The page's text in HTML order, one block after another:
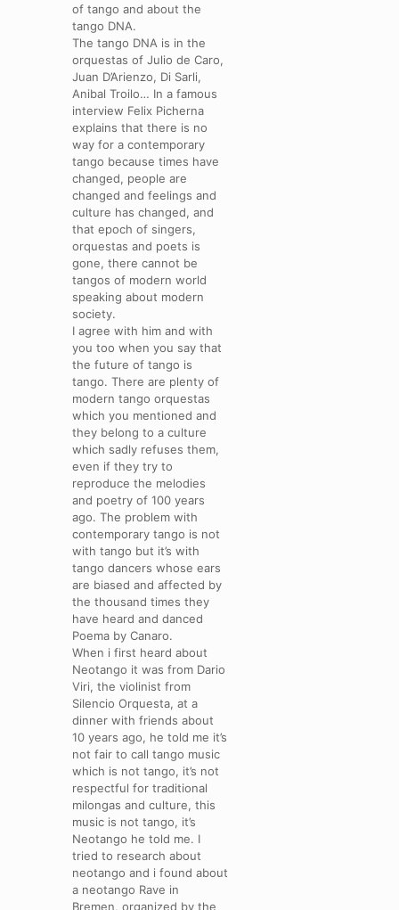
of tango and about the
tango DNA.
The tango DNA is in the
orquestas of Julio de Caro,
Juan D’Arienzo, Di Sarli,
Anibal Troilo… In a famous
interview Felix Picherna
explains that there is no
way for a contemporary
tango because times have
changed, people are
changed and feelings and
culture has changed, and
that epoch of singers,
orquestas and poets is
gone, there cannot be
tangos of modern world
speaking about modern
society.
I agree with him and with
you too when you say that
the future of tango is
tango. There are plenty of
modern tango orquestas
which you mentioned and
they belong to a culture
which sadly refuses them,
even if they try to
reproduce the melodies
and poetry of 100 years
ago. The problem with
contemporary tango is not
with tango but it’s with
tango dancers whose ears
are biased and affected by
the thousand times they
have heard and danced
Poema by Canaro.
When i first heard about
Neotango it was from Dario
Viri, the violinist from
Silencio Orquesta, at a
dinner with friends about
10 years ago, he told me it’s
not fair to call tango music
which is not tango, it’s not
respectful for traditional
milongas and culture, this
music is not tango, it’s
Neotango he told me. I
tried to research about
neotango and i found about
a neotango Rave in
Bremen, organized by the